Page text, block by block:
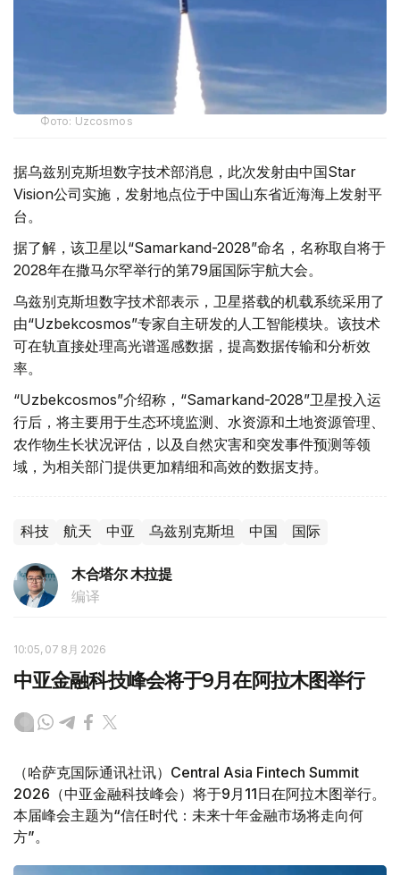
Фото: Uzcosmos
据乌兹别克斯坦数字技术部消息，此次发射由中国Star
Vision公司实施，发射地点位于中国山东省近海海上发射平
台。
据了解，该卫星以“Samarkand-2028”命名，名称取自将于
2028年在撒马尔罕举行的第79届国际宇航大会。
乌兹别克斯坦数字技术部表示，卫星搭载的机载系统采用了
由“Uzbekcosmos”专家自主研发的人工智能模块。该技术
可在轨直接处理高光谱遥感数据，提高数据传输和分析效
率。
“Uzbekcosmos”介绍称，“Samarkand-2028”卫星投入运
行后，将主要用于生态环境监测、水资源和土地资源管理、
农作物生长状况评估，以及自然灾害和突发事件预测等领
域，为相关部门提供更加精细和高效的数据支持。
科技 航天 中亚 乌兹别克斯坦 中国 国际
木合塔尔 木拉提
编译
10:05, 07 8月 2026
中亚金融科技峰会将于9月在阿拉木图举行
（哈萨克国际通讯社讯）Central Asia Fintech Summit
2026（中亚金融科技峰会）将于9月11日在阿拉木图举行。
本届峰会主题为“信任时代：未来十年金融市场将走向何
方”。